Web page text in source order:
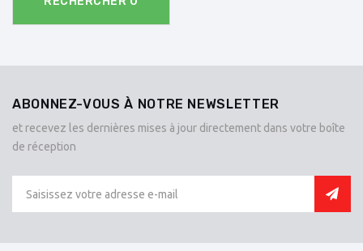
ABONNEZ-VOUS À NOTRE NEWSLETTER
et recevez les dernières mises à jour directement dans votre boîte
de réception